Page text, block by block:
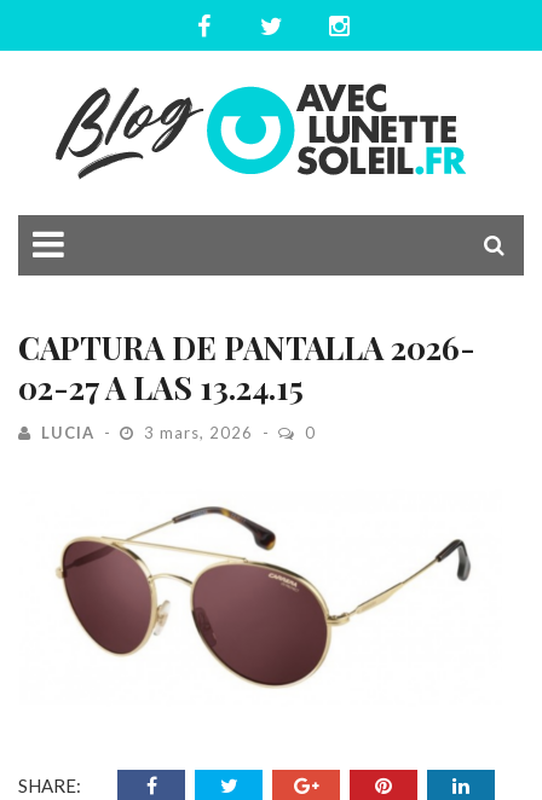
CAPTURA DE PANTALLA 2026-
02-27 A LAS 13.24.15
LUCIA 3 mars, 2026 0
SHARE: